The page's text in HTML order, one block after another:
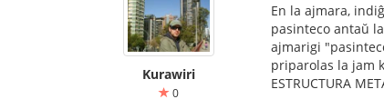
Kurawiri
0
En la ajmara,
pasinteco antaŭ
ajmarigi
priparolas la jam
ESTRUCTURA